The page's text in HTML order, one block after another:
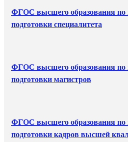
ФГОС высшего образования по
подготовки специалитета
ФГОС высшего образования по
подготовки магистров
ФГОС высшего образования по
подготовки кадров высшей